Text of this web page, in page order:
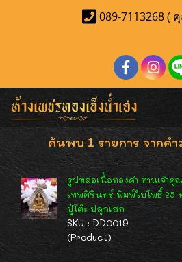
089-7113268 (
ค้นพบ 1 รายการ จากคำ
รูปหล่อเนื้อทองคำ ท่านเจ้าคุ
เทพศิรินทร์ พิมพ์ใบโพธิ์ 25
ปู่โต๊ะ ปลุกเสก
SKU : DD0019
(Product)